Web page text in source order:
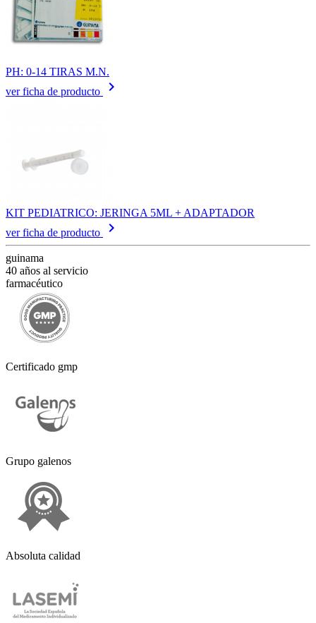
PH: 0-14 TIRAS M.N.
ver ficha de producto
keyboard_arrow_right
KIT PEDIATRICO: JERINGA 5ML + ADAPTADOR
ver ficha de producto
keyboard_arrow_right
guinama
40 años al servicio
farmacéutico
Certificado gmp
Grupo galenos
Absoluta calidad